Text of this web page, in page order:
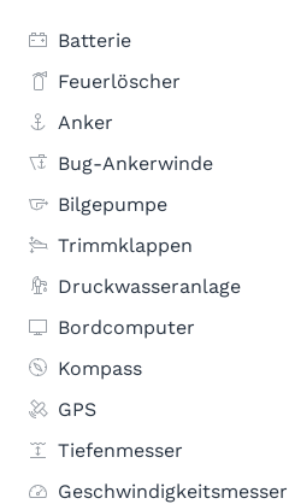
Batterie
Feuerlöscher
Anker
Bug-Ankerwinde
Bilgepumpe
Trimmklappen
Druckwasseranlage
Bordcomputer
Kompass
GPS
Tiefenmesser
Geschwindigkeitsmesser